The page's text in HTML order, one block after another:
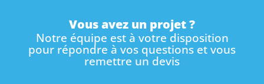
Vous avez un projet ?
Notre équipe est à votre disposition
pour répondre à vos questions et vous
remettre un devis